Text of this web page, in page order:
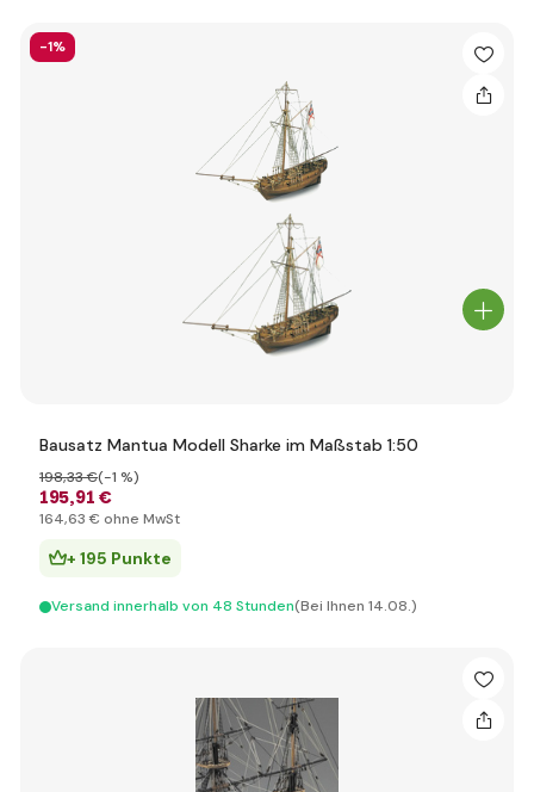
-1%
Bausatz Mantua Modell Sharke im Maßstab 1:50
195,91 €
198,33 €(-1 %)
164,63 € ohne MwSt
+ 195 Punkte
Versand innerhalb von 48 Stunden(Bei Ihnen 14.08.)